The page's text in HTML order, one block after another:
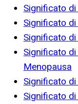
Significato
Significato
Significato
Significato
Menopausa
Significato
Significato